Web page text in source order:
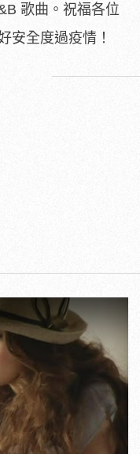
歌曲。祝福各位
安全度過疫情！